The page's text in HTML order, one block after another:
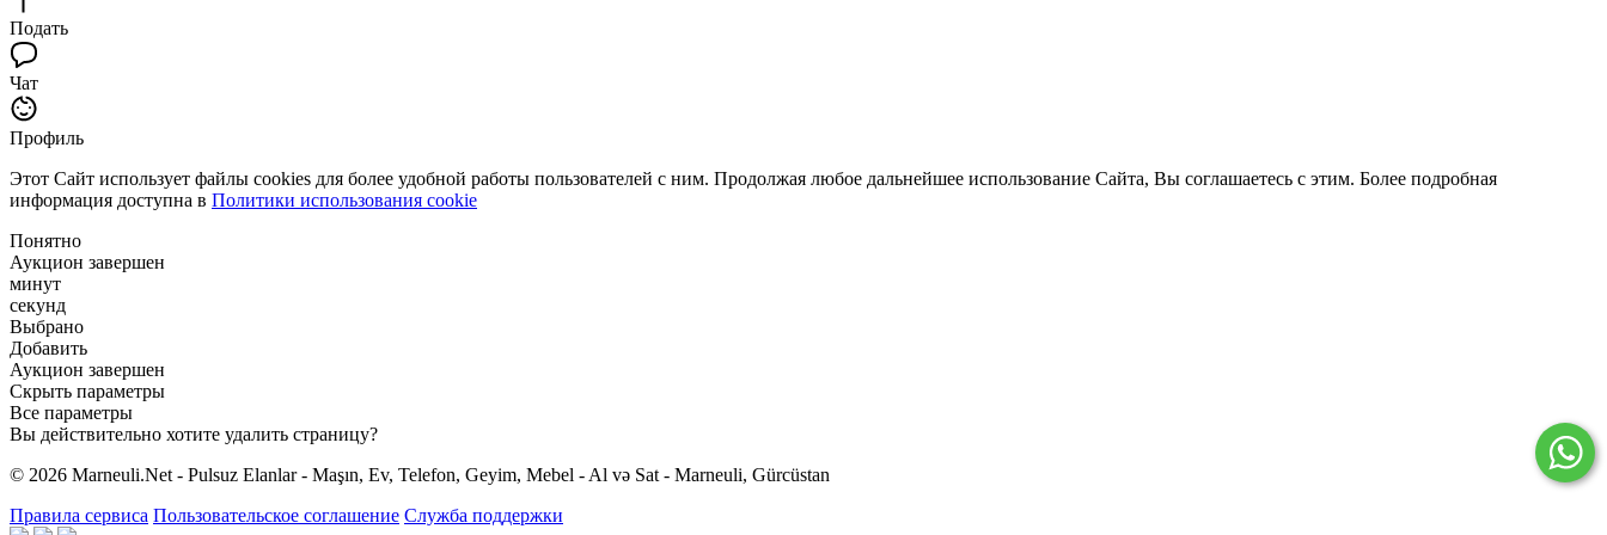
Подать
Чат
Профиль
Этот Сайт использует файлы cookies для более удобной работы пользователей с ним. Продолжая любое дальнейшее использование Сайта, Вы соглашаетесь с этим. Более подробная
информация доступна в Политики использования cookie
Понятно
Аукцион завершен
минут
секунд
Выбрано
Добавить
Аукцион завершен
Скрыть параметры
Все параметры
Вы действительно хотите удалить страницу?
© 2026 Marneuli.Net - Pulsuz Elanlar - Maşın, Ev, Telefon, Geyim, Mebel - Al və Sat - Marneuli, Gürcüstan
Правила сервиса Пользовательское соглашение Служба поддержки